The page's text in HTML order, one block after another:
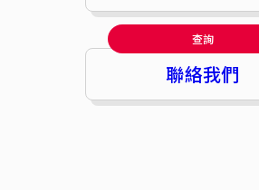
查詢
聯絡我們